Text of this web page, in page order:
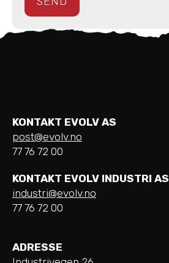
KONTAKT EVOLV AS
post@evolv.no
77 76 72 00
KONTAKT EVOLV INDUSTRI AS
industri@evolv.no
77 76 72 00
ADRESSE